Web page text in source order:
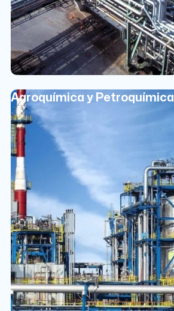
Agroquímica y Petroquímica